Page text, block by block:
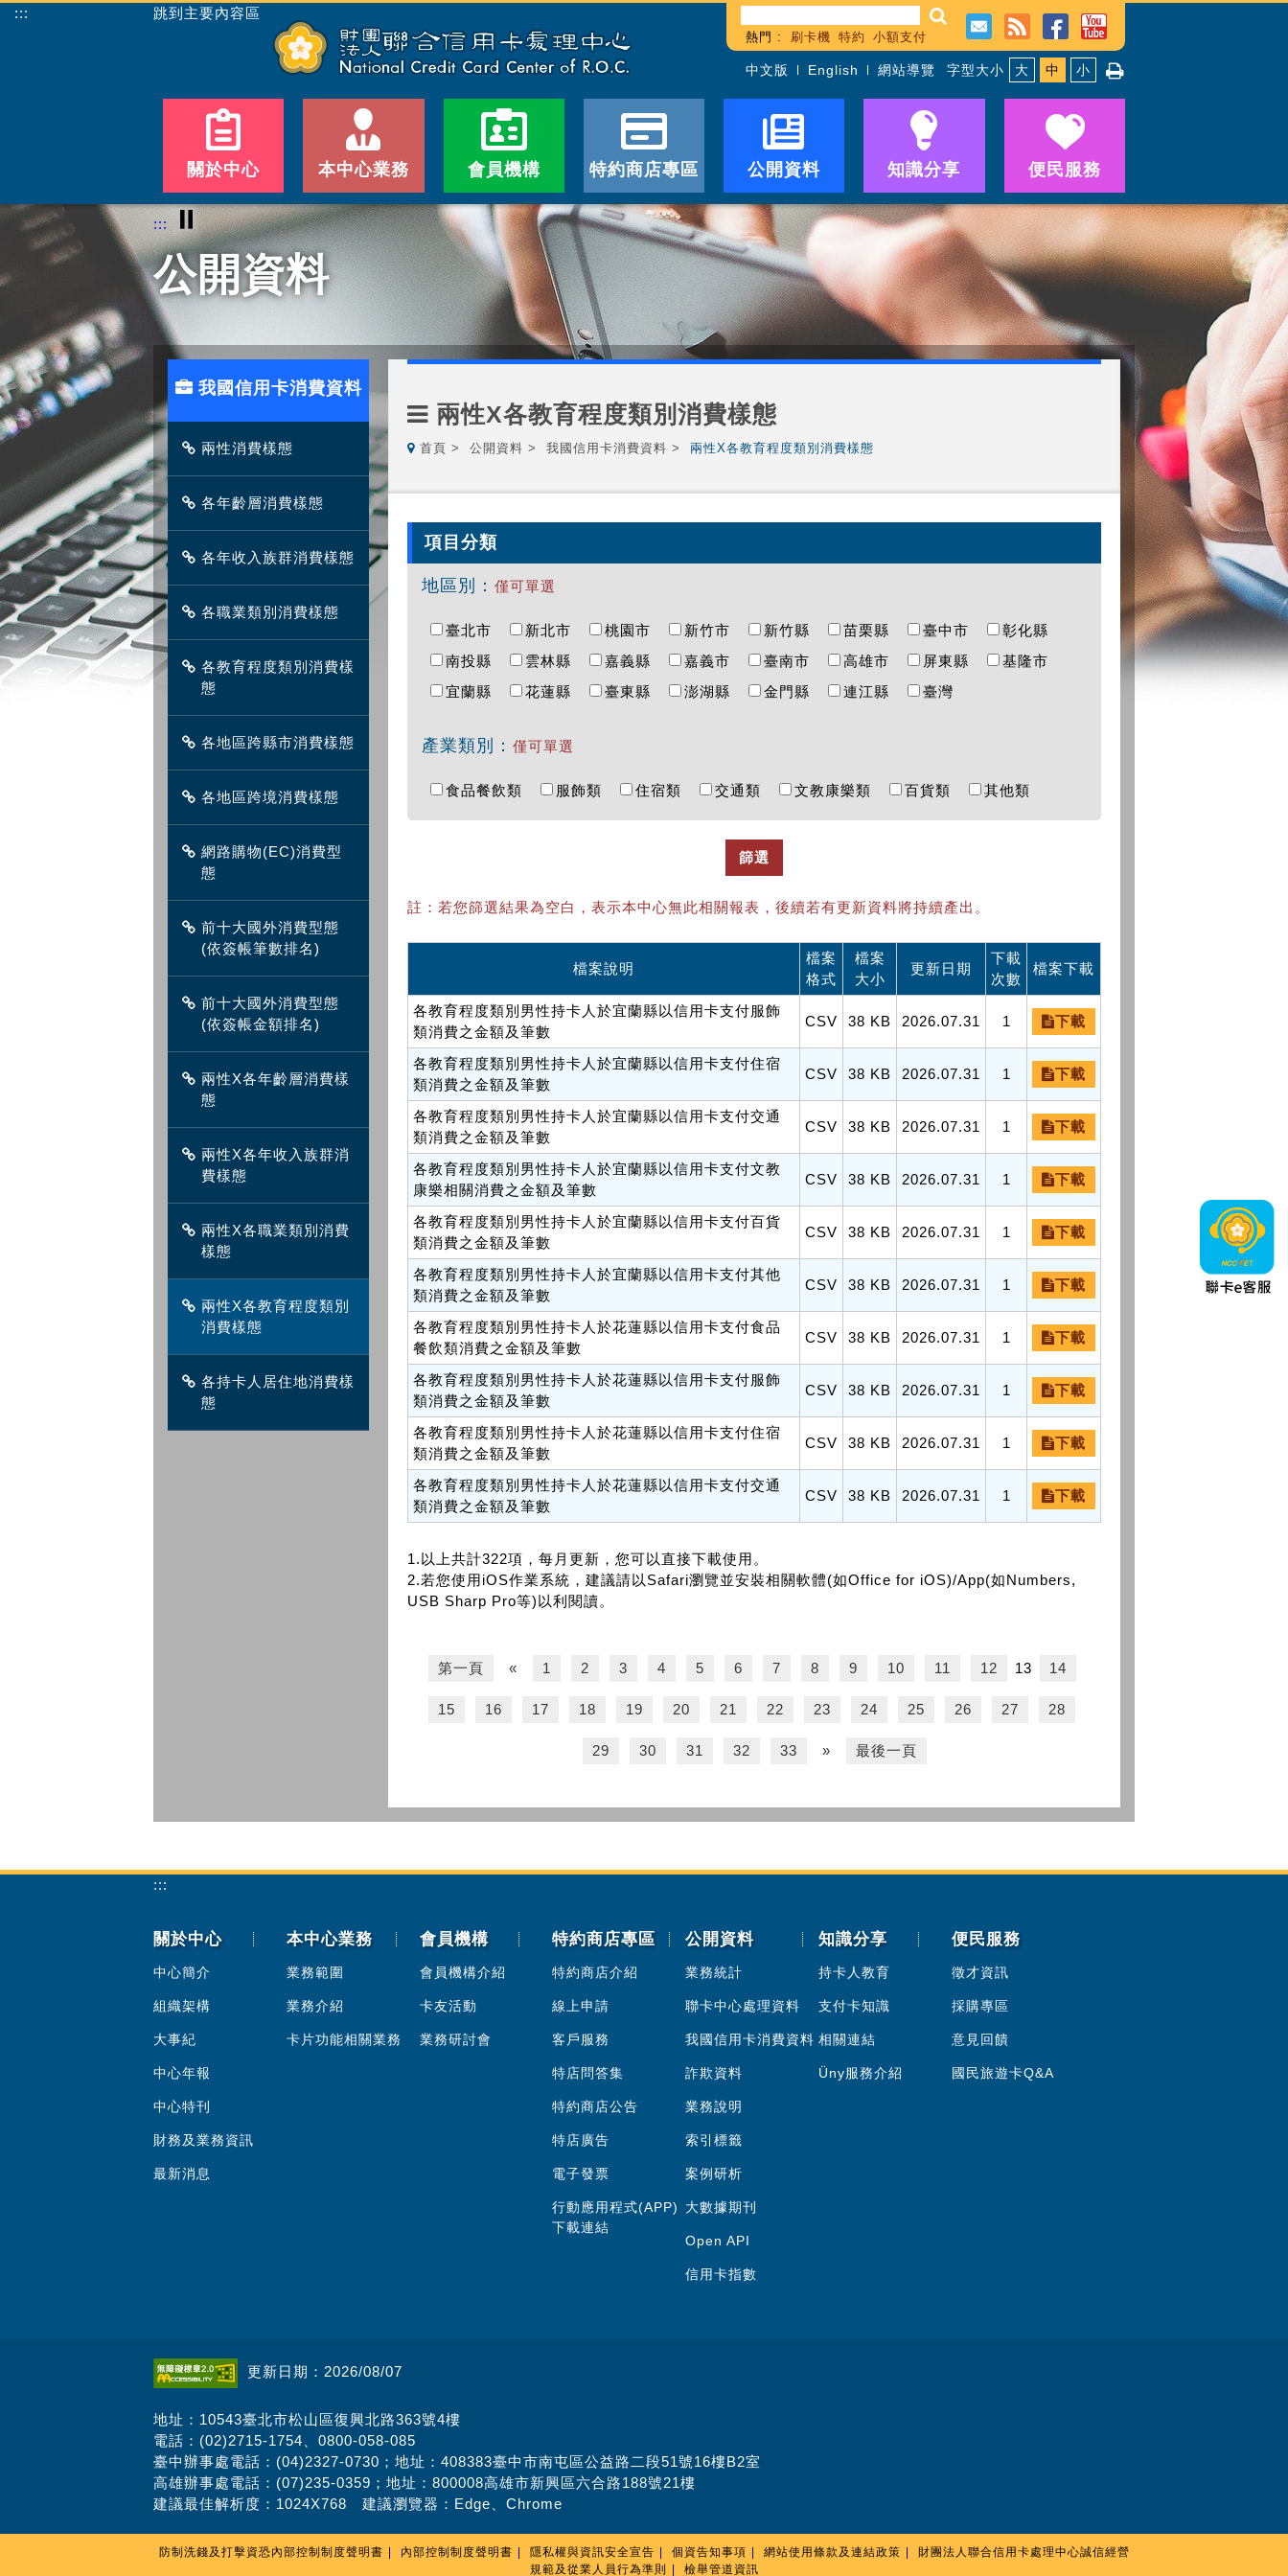
::: 跳到主要內容區
熱門 : 刷卡機 特約 小額支付
中文版 English 網站導覽 字型大小 大 中 小
關於中心 本中心業務 會員機構 特約商店專區 公開資料 知識分享 便民服務
::: ⏸
公開資料
我國信用卡消費資料
兩性消費樣態
各年齡層消費樣態
各年收入族群消費樣態
各職業類別消費樣態
各教育程度類別消費樣
態
各地區跨縣市消費樣態
各地區跨境消費樣態
網路購物(EC)消費型
態
前十大國外消費型態
(依簽帳筆數排名)
前十大國外消費型態
(依簽帳金額排名)
兩性X各年齡層消費樣
態
兩性X各年收入族群消
費樣態
兩性X各職業類別消費
樣態
兩性X各教育程度類別
消費樣態
各持卡人居住地消費樣
態
兩性X各教育程度類別消費樣態
首頁 公開資料 我國信用卡消費資料 兩性X各教育程度類別消費樣態
項目分類
地區別： 僅可單選
臺北市 新北市 桃園市 新竹市 新竹縣 苗栗縣 臺中市
彰化縣
南投縣
雲林縣 嘉義縣 嘉義市 臺南市 高雄市 屏東縣
基隆市
宜蘭縣
花蓮縣 臺東縣 澎湖縣 金門縣 連江縣 臺灣
產業類別： 僅可單選
食品餐飲類 服飾類 住宿類 交通類 文教康樂類 百貨類 其他類
篩選
註：若您篩選結果為空白，表示本中心無此相關報表，後續若有更新資料將持續產出。
檔案說明
檔案
格式
檔案
大小
更新日期
下載
次數
檔案下載
各教育程度類別男性持卡人於宜蘭縣以信用卡支付服飾
類消費之金額及筆數
CSV 38 KB 2026.07.31 1 下載
各教育程度類別男性持卡人於宜蘭縣以信用卡支付住宿
類消費之金額及筆數
CSV 38 KB 2026.07.31 1 下載
各教育程度類別男性持卡人於宜蘭縣以信用卡支付交通
類消費之金額及筆數
CSV 38 KB 2026.07.31 1 下載
各教育程度類別男性持卡人於宜蘭縣以信用卡支付文教
康樂相關消費之金額及筆數
CSV 38 KB 2026.07.31 1 下載
各教育程度類別男性持卡人於宜蘭縣以信用卡支付百貨
類消費之金額及筆數
CSV 38 KB 2026.07.31 1 下載
各教育程度類別男性持卡人於宜蘭縣以信用卡支付其他
類消費之金額及筆數
CSV 38 KB 2026.07.31 1 下載
各教育程度類別男性持卡人於花蓮縣以信用卡支付食品
餐飲類消費之金額及筆數
CSV 38 KB 2026.07.31 1 下載
各教育程度類別男性持卡人於花蓮縣以信用卡支付服飾
類消費之金額及筆數
CSV 38 KB 2026.07.31 1 下載
各教育程度類別男性持卡人於花蓮縣以信用卡支付住宿
類消費之金額及筆數
CSV 38 KB 2026.07.31 1 下載
各教育程度類別男性持卡人於花蓮縣以信用卡支付交通
類消費之金額及筆數
CSV 38 KB 2026.07.31 1 下載
1.以上共計322項，每月更新，您可以直接下載使用。
2.若您使用iOS作業系統，建議請以Safari瀏覽並安裝相關軟體(如Office for iOS)/App(如Numbers,
USB Sharp Pro等)以利閱讀。
第一頁 « 1 2 3 4 5 6 7 8 9 10 11 12 13 14
15 16 17 18 19 20 21 22 23 24 25 26 27 28
29 30 31 32 33 » 最後一頁
:::
關於中心
中心簡介
組織架構
大事紀
中心年報
中心特刊
財務及業務資訊
最新消息
本中心業務
業務範圍
業務介紹
卡片功能相關業務
會員機構
會員機構介紹
卡友活動
業務研討會
特約商店專區
特約商店介紹
線上申請
客戶服務
特店問答集
特約商店公告
特店廣告
電子發票
行動應用程式(APP)
下載連結
公開資料
業務統計
聯卡中心處理資料
我國信用卡消費資料
詐欺資料
業務說明
索引標籤
案例研析
大數據期刊
Open API
信用卡指數
知識分享
持卡人教育
支付卡知識
相關連結
Üny服務介紹
便民服務
徵才資訊
採購專區
意見回饋
國民旅遊卡Q&A
更新日期：2026/08/07
地址：10543臺北市松山區復興北路363號4樓
電話：(02)2715-1754、0800-058-085
臺中辦事處電話：(04)2327-0730；地址：408383臺中市南屯區公益路二段51號16樓B2室
高雄辦事處電話：(07)235-0359；地址：800008高雄市新興區六合路188號21樓
建議最佳解析度：1024X768 建議瀏覽器：Edge、Chrome
防制洗錢及打擊資恐內部控制制度聲明書 內部控制制度聲明書 隱私權與資訊安全宣告 個資告知事項 網站使用條款及連結政策
財團法人聯合信用卡處理中心誠信經營
規範及從業人員行為準則
檢舉管道資訊